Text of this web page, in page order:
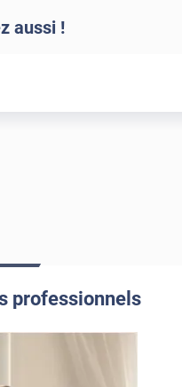
aussi !
professionnels